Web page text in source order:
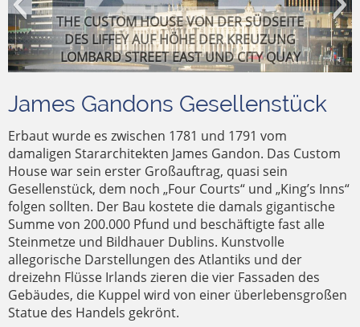
THE CUSTOM HOUSE VON DER SÜDSEITE
DES LIFFEY AUF HÖHE DER KREUZUNG
LOMBARD STREET EAST UND CITY QUAY
James Gandons Gesellenstück
Erbaut wurde es zwischen 1781 und 1791 vom
damaligen Stararchitekten James Gandon. Das Custom
House war sein erster Großauftrag, quasi sein
Gesellenstück, dem noch „Four Courts“ und „King’s Inns“
folgen sollten. Der Bau kostete die damals gigantische
Summe von 200.000 Pfund und beschäftigte fast alle
Steinmetze und Bildhauer Dublins. Kunstvolle
allegorische Darstellungen des Atlantiks und der
dreizehn Flüsse Irlands zieren die vier Fassaden des
Gebäudes, die Kuppel wird von einer überlebensgroßen
Statue des Handels gekrönt.